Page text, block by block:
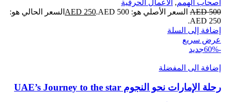
اصحاب الهمم, الأعمال الحرفية
AED500 السعر الأصلي هو: AED 500.
AED 250
السعر الحالي هو:
AED 250.
إضافة إلى السلة
عرض سريع
-60%
جديد
إضافة الى المفضلة
رحلة الإمارات نحو النجوم UAE’s Journey to the star